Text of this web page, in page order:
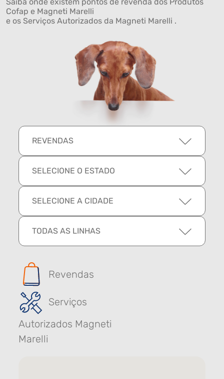
Saiba onde existem pontos de revenda dos Produtos
Cofap e Magneti Marelli
e os Serviços Autorizados da Magneti Marelli .
REVENDAS
SELECIONE O ESTADO
SELECIONE A CIDADE
TODAS AS LINHAS
Revendas
Serviços
Autorizados Magneti
Marelli